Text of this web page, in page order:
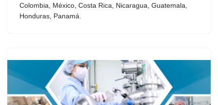
Colombia, México, Costa Rica, Nicaragua, Guatemala,
Honduras, Panamá.